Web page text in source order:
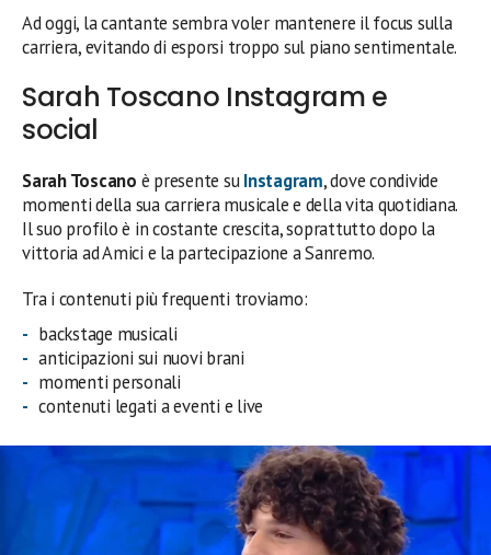
Ad oggi, la cantante sembra voler mantenere il focus sulla
carriera, evitando di esporsi troppo sul piano sentimentale.
Sarah Toscano Instagram e
social
Sarah Toscano è presente suInstagram, dove condivide
momenti della sua carriera musicale e della vita quotidiana.
Il suo profilo è in costante crescita, soprattutto dopo la
vittoria ad Amici e la partecipazione a Sanremo.
Tra i contenuti più frequenti troviamo:
backstage musicali
anticipazioni sui nuovi brani
momenti personali
contenuti legati a eventi e live